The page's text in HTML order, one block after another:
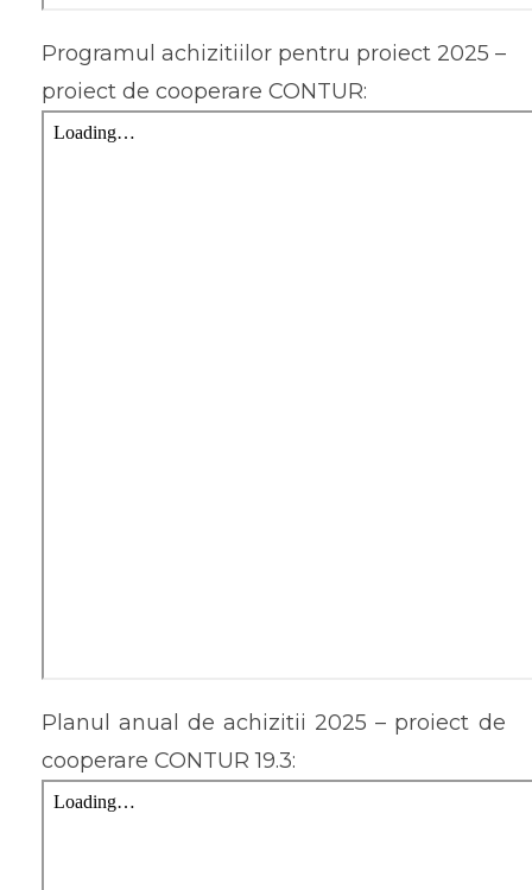
Programul achizitiilor pentru proiect 2025 –
proiect de cooperare CONTUR:
Planul anual de achizitii 2025 – proiect de
cooperare CONTUR 19.3: